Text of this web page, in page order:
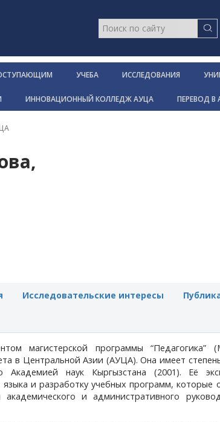
УЧЕБА ИССЛЕДОВАНИЯ
ИННОВАЦИОННЫЙ КОЛЛЕДЖ АУЦА ПЕРЕВОД В
Исследовательские интересы
магистерской программы “Педагогика”
в Центральной Азии (АУЦА). Она имеет
Академией наук Кыргызстана (2001). Её
и разработку учебных программ, которые
и административного